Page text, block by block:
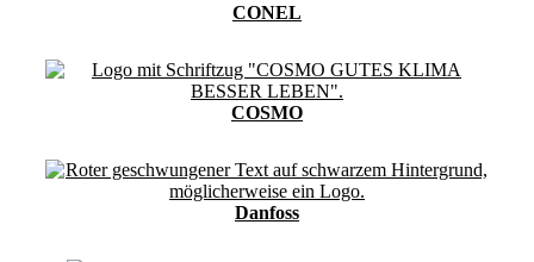
CONEL
COSMO
Danfoss